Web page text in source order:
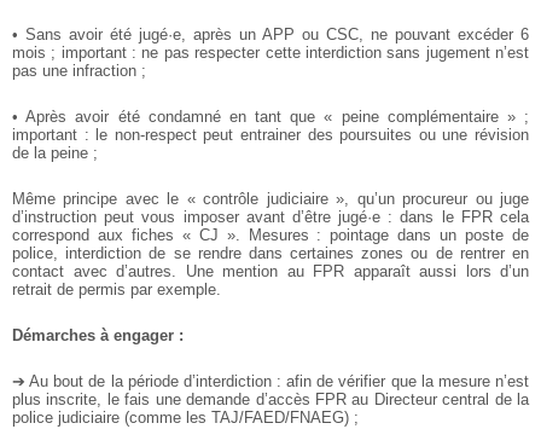
• Sans avoir été jugé·e, après un APP ou CSC, ne pouvant excéder 6
mois ; important : ne pas respecter cette interdiction sans jugement n’est
pas une infraction ;
• Après avoir été condamné en tant que « peine complémentaire » ;
important : le non-respect peut entrainer des poursuites ou une révision
de la peine ;
Même principe avec le « contrôle judiciaire », qu’un procureur ou juge
d’instruction peut vous imposer avant d’être jugé·e : dans le FPR cela
correspond aux fiches « CJ ». Mesures : pointage dans un poste de
police, interdiction de se rendre dans certaines zones ou de rentrer en
contact avec d’autres. Une mention au FPR apparaît aussi lors d’un
retrait de permis par exemple.
Démarches à engager :
➔ Au bout de la période d’interdiction : afin de vérifier que la mesure n’est
plus inscrite, le fais une demande d’accès FPR au Directeur central de la
police judiciaire (comme les TAJ/FAED/FNAEG) ;